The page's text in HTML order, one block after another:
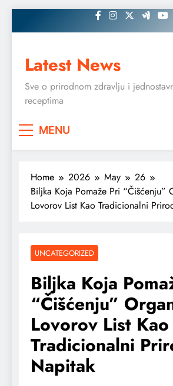
to
Latest News
Sve o prirodnom zdravlju i
receptima
MENU
Home 2026 May
26
Biljka Koja Pomaže Pri “Čišćenju”
Lovorov List Kao Tradicionalni
UNCATEGORIZED
Biljka Koja
“Čišćenju”
Lovorov List Kao
Tradicionalni
Napitak